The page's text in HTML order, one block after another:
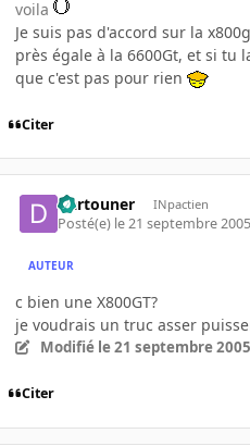
voila
Je suis pas d'accord sur la
près égale à la 6600Gt, et si tu
que c'est pas pour rien
Citer
Dartouner INpactien
Posté(e) le 21 septembre
AUTEUR
c bien une X800GT?
je voudrais un truc asser
Modifié le 21 septembre 2005
Citer